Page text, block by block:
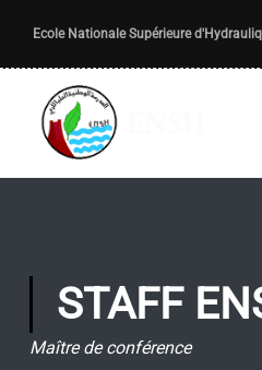
Ecole Nationale Supérieure
STAFF
Maître de conférence